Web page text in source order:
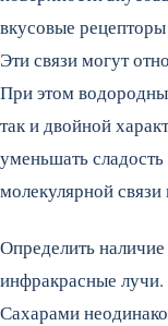
вкусовые
Эти связи могут
При этом
так и двойной
уменьшать
молекулярной
Определить
инфракрасные
Сахарами